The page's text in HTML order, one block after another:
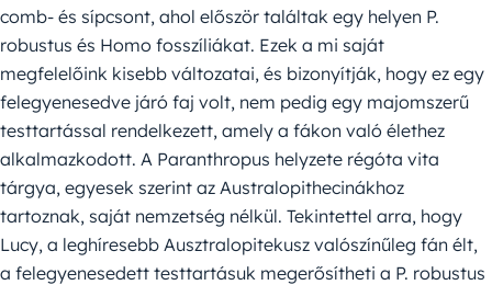
comb- és sípcsont, ahol először találtak egy helyen P.
robustus és Homo fosszíliákat. Ezek a mi saját
megfelelőink kisebb változatai, és bizonyítják, hogy ez egy
felegyenesedve járó faj volt, nem pedig egy majomszerű
testtartással rendelkezett, amely a fákon való élethez
alkalmazkodott. A Paranthropus helyzete régóta vita
tárgya, egyesek szerint az Australopithecinákhoz
tartoznak, saját nemzetség nélkül. Tekintettel arra, hogy
Lucy, a leghíresebb Ausztralopitekusz valószínűleg fán élt,
a felegyenesedett testtartásuk megerősítheti a P. robustus